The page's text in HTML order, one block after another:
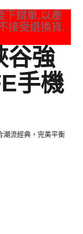
下錯單,以產
接受退換貨.
谷強
手機
潮流經典，完美平衡